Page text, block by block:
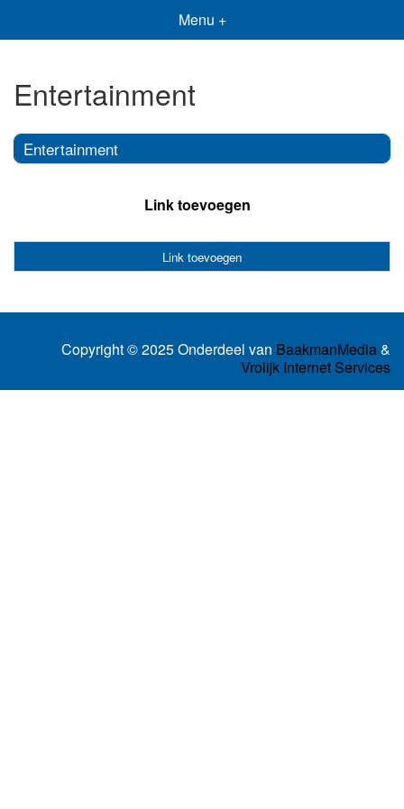
Menu +
Entertainment
Entertainment
Link toevoegen
Link toevoegen
Copyright © 2025 Onderdeel van BaakmanMedia&
Vrolijk Internet Services